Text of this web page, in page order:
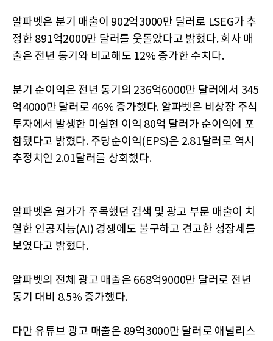
알파벳은 분기 매출이 902억3000만 달러로 LSEG가 추
정한 891억2000만 달러를 웃돌았다고 밝혔다. 회사 매
출은 전년 동기와 비교해도 12% 증가한 수치다.
분기 순이익은 전년 동기의 236억6000만 달러에서 345
억4000만 달러로 46% 증가했다. 알파벳은 비상장 주식
투자에서 발생한 미실현 이익 80억 달러가 순이익에 포
함됐다고 밝혔다. 주당순이익(EPS)은 2.81달러로 역시
추정치인 2.01달러를 상회했다.
알파벳은 월가가 주목했던 검색 및 광고 부문 매출이 치
열한 인공지능(AI) 경쟁에도 불구하고 견고한 성장세를
보였다고 밝혔다.
알파벳의 전체 광고 매출은 668억9000만 달러로 전년
동기 대비 8.5% 증가했다.
다만 유튜브 광고 매출은 89억3000만 달러로 애널리스